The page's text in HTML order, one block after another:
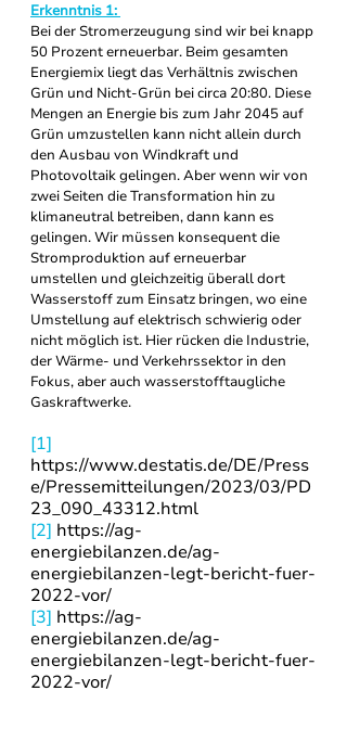
Erkenntnis 1:
Bei der Stromerzeugung sind wir bei knapp
50 Prozent erneuerbar. Beim gesamten
Energiemix liegt das Verhältnis zwischen
Grün und Nicht-Grün bei circa 20:80. Diese
Mengen an Energie bis zum Jahr 2045 auf
Grün umzustellen kann nicht allein durch
den Ausbau von Windkraft und
Photovoltaik gelingen. Aber wenn wir von
zwei Seiten die Transformation hin zu
klimaneutral betreiben, dann kann es
gelingen. Wir müssen konsequent die
Stromproduktion auf erneuerbar
umstellen und gleichzeitig überall dort
Wasserstoff zum Einsatz bringen, wo eine
Umstellung auf elektrisch schwierig oder
nicht möglich ist. Hier rücken die Industrie,
der Wärme- und Verkehrssektor in den
Fokus, aber auch wasserstofftaugliche
Gaskraftwerke.
[1]
https://www.destatis.de/DE/Press
e/Pressemitteilungen/2023/03/PD
23_090_43312.html
[2] https://ag-
energiebilanzen.de/ag-
energiebilanzen-legt-bericht-fuer-
2022-vor/
[3] https://ag-
energiebilanzen.de/ag-
energiebilanzen-legt-bericht-fuer-
2022-vor/